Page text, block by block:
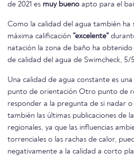
de 2021 es muy bueno apto para el
Como la calidad del agua también ha
máxima calificación "excelente"
natación la zona de baño ha
de calidad del agua de Swimcheck, 5/
Una calidad de agua constante es
punto de orientación Otro punto de
responder a la pregunta de si nadar
también las últimas publicaciones de
regionales, ya que las influencias
torrenciales o las rachas de calor,
negativamente a la calidad a corto